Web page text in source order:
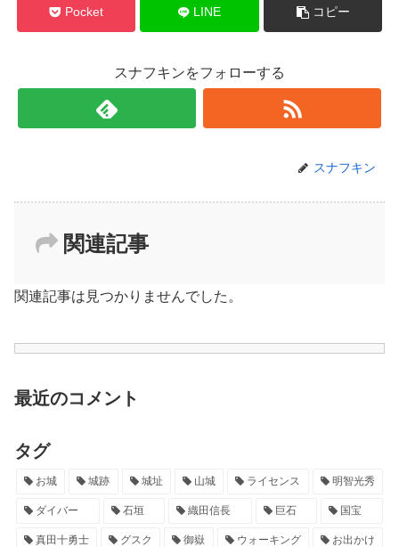
Pocket LINE コピー
スナフキンをフォローする
スナフキン
関連記事
関連記事は見つかりませんでした。
最近のコメント
タグ
お城 城跡 城址 山城 ライセンス 明智光秀
ダイバー 石垣 織田信長 巨石 国宝
真田十勇士 グスク 御嶽 ウォーキング お出かけ